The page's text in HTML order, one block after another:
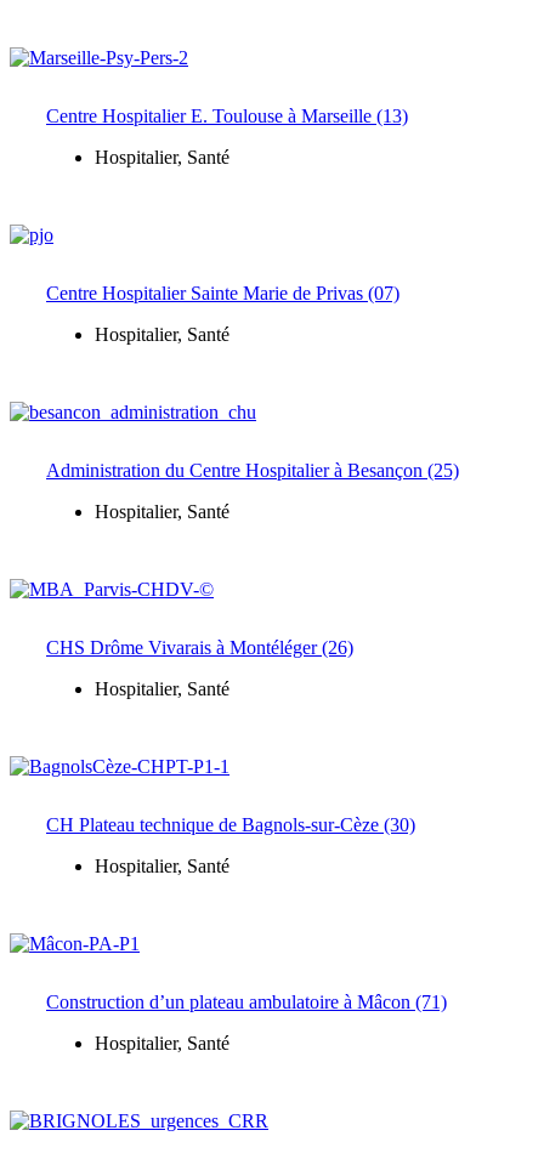
Centre Hospitalier E. Toulouse à Marseille (13)
Hospitalier, Santé
Centre Hospitalier Sainte Marie de Privas (07)
Hospitalier, Santé
Administration du Centre Hospitalier à Besançon (25)
Hospitalier, Santé
CHS Drôme Vivarais à Montéléger (26)
Hospitalier, Santé
CH Plateau technique de Bagnols-sur-Cèze (30)
Hospitalier, Santé
Construction d’un plateau ambulatoire à Mâcon (71)
Hospitalier, Santé